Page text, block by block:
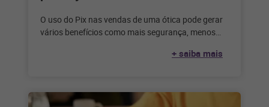
O uso do Pix nas vendas de uma ótica pode gerar
vários benefícios como mais segurança, menos
+ saiba mais